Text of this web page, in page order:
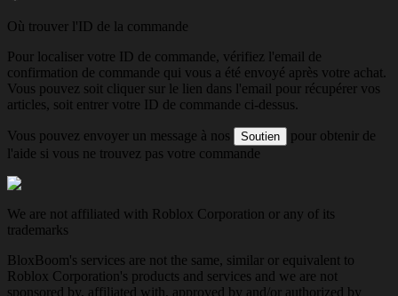
Où trouver l'ID de la commande
Pour localiser votre ID de commande, vérifiez l'email de
confirmation de commande qui vous a été envoyé après votre achat.
Vous pouvez soit cliquer sur le lien dans l'email pour récupérer vos
articles, soit entrer votre ID de commande ci-dessus.
Vous pouvez envoyer un message à nos Soutien
pour obtenir de
l'aide si vous ne trouvez pas votre commande
We are not affiliated with Roblox Corporation or any of its
trademarks
BloxBoom's services are not the same, similar or equivalent to
Roblox Corporation's products and services and we are not
sponsored by, affiliated with, approved by and/or authorized by